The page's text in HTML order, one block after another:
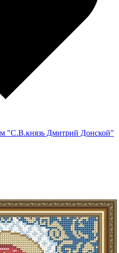
"С.В.князь Дмитрий Донской"